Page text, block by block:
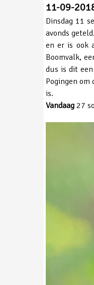
11-09-
Dinsdag 11
avonds
en er is ook
Boomvalk,
dus is dit
Pogingen
is.
Vandaag 27